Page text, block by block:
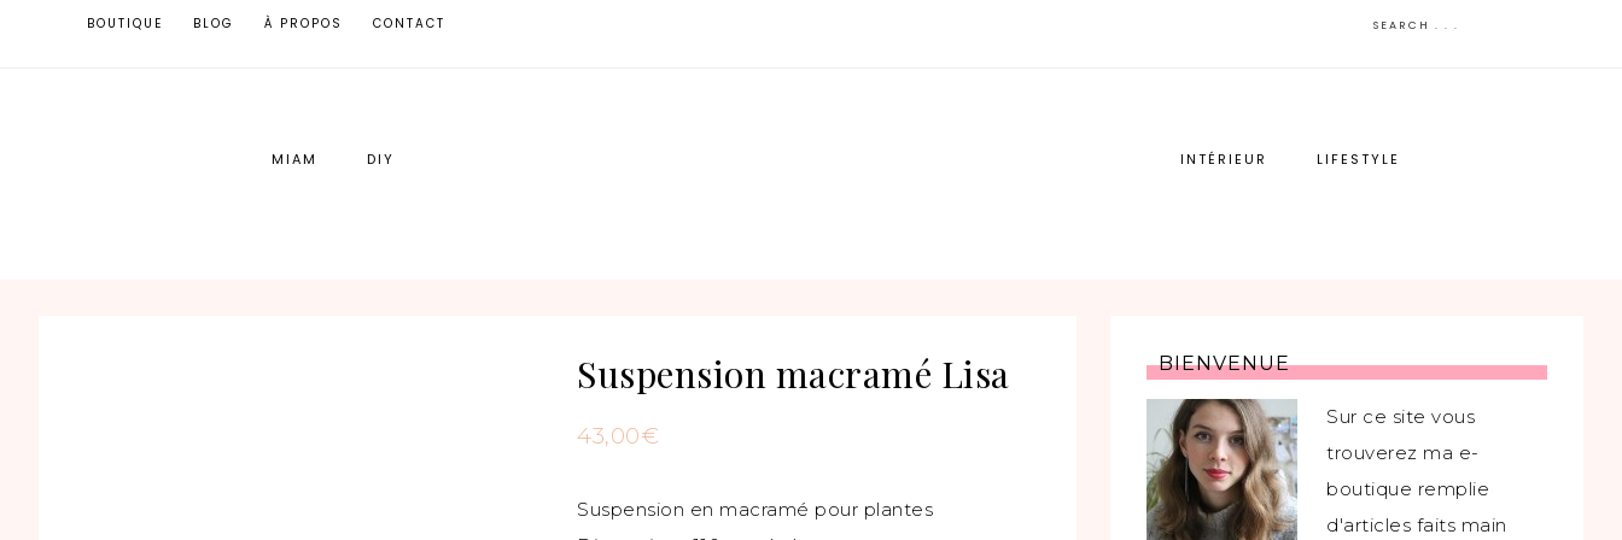
BOUTIQUE BLOG À PROPOS CONTACT
MIAM DIY INTÉRIEUR LIFESTYLE
Suspension macramé Lisa
43,00€
Suspension en macramé pour plantes
BIENVENUE
Sur ce site vous
trouverez ma e-
boutique remplie
d'articles faits main